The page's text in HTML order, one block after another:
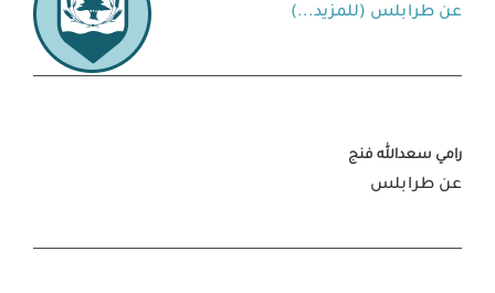
عن طرابلس (للمزيد...)
رامي سعدالله فنج
عن طرابلس